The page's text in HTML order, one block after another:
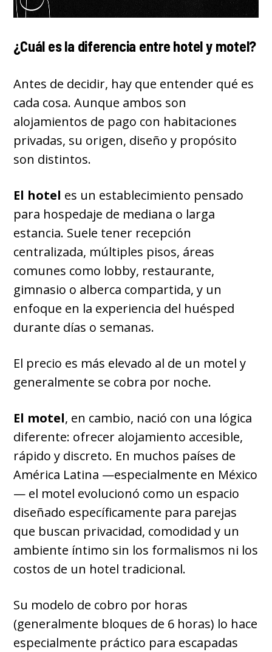
¿Cuál es la diferencia entre hotel y motel?
Antes de decidir, hay que entender qué es
cada cosa. Aunque ambos son
alojamientos de pago con habitaciones
privadas, su origen, diseño y propósito
son distintos.
El hotel es un establecimiento pensado
para hospedaje de mediana o larga
estancia. Suele tener recepción
centralizada, múltiples pisos, áreas
comunes como lobby, restaurante,
gimnasio o alberca compartida, y un
enfoque en la experiencia del huésped
durante días o semanas.
El precio es más elevado al de un motel y
generalmente se cobra por noche.
El motel, en cambio, nació con una lógica
diferente: ofrecer alojamiento accesible,
rápido y discreto. En muchos países de
América Latina —especialmente en México
— el motel evolucionó como un espacio
diseñado específicamente para parejas
que buscan privacidad, comodidad y un
ambiente íntimo sin los formalismos ni los
costos de un hotel tradicional.
Su modelo de cobro por horas
(generalmente bloques de 6 horas) lo hace
especialmente práctico para escapadas